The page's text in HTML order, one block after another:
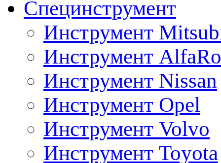
Специнструмент
Инструмент
Инструмент
Инструмент Nissan
Инструмент Opel
Инструмент Volvo
Инструмент Toyota